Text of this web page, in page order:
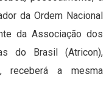
da Ordem Nacional
da Associação dos
do Brasil (Atricon),
receberá a mesma